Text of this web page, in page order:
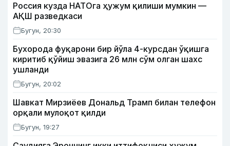
Россия кузда НАТОга ҳужум қилиши мумкин —
АҚШ разведкаси
Бугун, 20:30
Бухорода фуқарони бир йўла 4-курсдан ўқишга
киритиб қўйиш эвазига 26 млн сўм олган шахс
ушланди
Бугун, 20:02
Шавкат Мирзиёев Дональд Трамп билан телефон
орқали мулоқот қилди
Бугун, 19:27